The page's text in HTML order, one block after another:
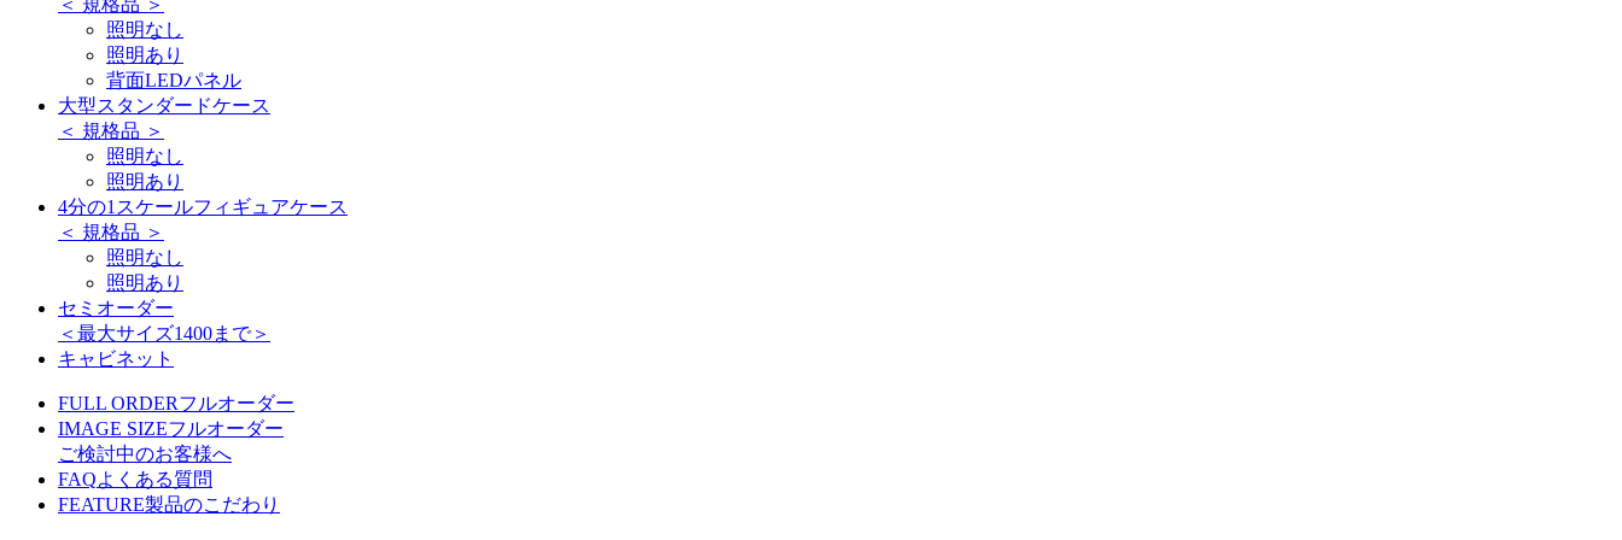
＜ 規格品 ＞
照明なし
照明あり
背面LEDパネル
大型スタンダードケース
＜ 規格品 ＞
照明なし
照明あり
4分の1スケールフィギュアケース
＜ 規格品 ＞
照明なし
照明あり
セミオーダー
＜最大サイズ1400まで＞
キャビネット
FULL ORDERフルオーダー
IMAGE SIZEフルオーダー
ご検討中のお客様へ
FAQよくある質問
FEATURE製品のこだわり